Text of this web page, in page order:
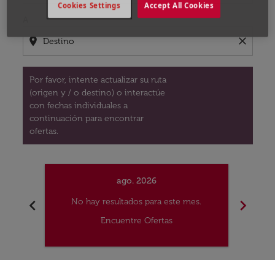
location_on close
Por favor, intente actualizar su ruta
(origen y / o destino) o interactúe
con fechas individuales a
continuación para encontrar
ofertas.
chevron_left
ago. 2026
No hay resultados para este mes.
Encuentre Ofertas
chevron_right
Accept All Cookies
Cookies Settings